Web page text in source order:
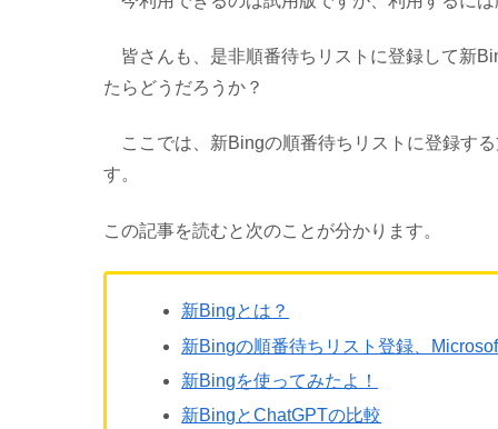
皆さんも、是非順番待ちリストに登録して新
たらどうだろうか？
ここでは、新Bingの順番待ちリストに登録す
す。
この記事を読むと次のことが分かります。
新Bingとは？
新Bingの順番待ちリスト登録、
新Bingを使ってみたよ！
新BingとChatGPTの比較